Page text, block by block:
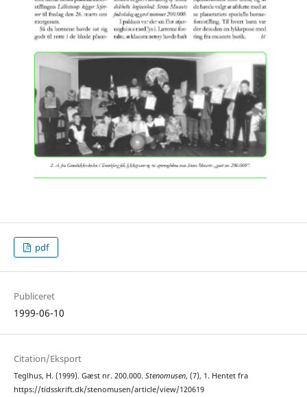
pdf
Publiceret
1999-06-10
Citation/Eksport
Teglhus, H. (1999). Gæst nr. 200.000. Stenomusen, (7), 1. Hentet fra
https://tidsskrift.dk/stenomusen/article/view/120619